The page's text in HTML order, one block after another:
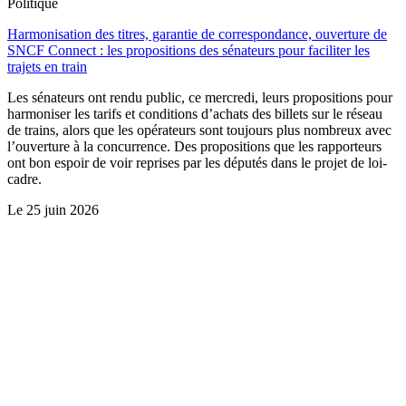
Harmonisation des titres, garantie de correspondance, ouverture de
SNCF Connect : les propositions des sénateurs pour faciliter les
trajets en train
Les sénateurs ont rendu public, ce mercredi, leurs propositions pour
harmoniser les tarifs et conditions d’achats des billets sur le réseau
de trains, alors que les opérateurs sont toujours plus nombreux avec
l’ouverture à la concurrence. Des propositions que les rapporteurs
ont bon espoir de voir reprises par les députés dans le projet de loi-
cadre.
Le 25 juin 2026